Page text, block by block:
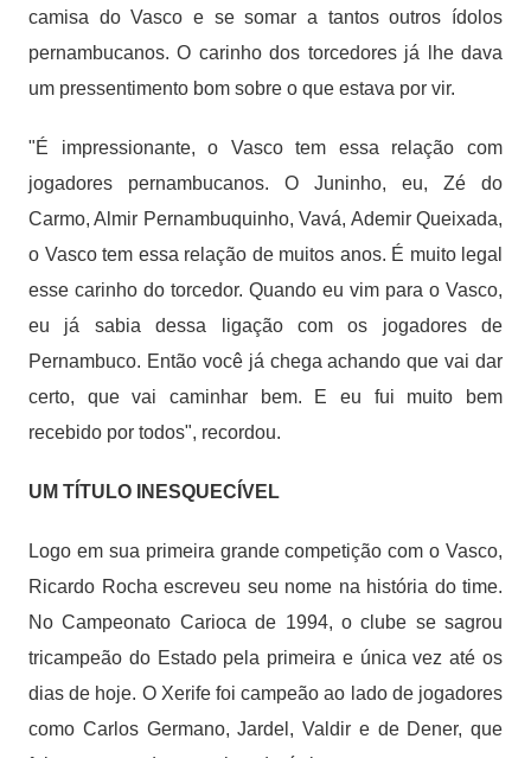
camisa do Vasco e se somar a tantos outros ídolos
pernambucanos. O carinho dos torcedores já lhe dava
um pressentimento bom sobre o que estava por vir.
"É impressionante, o Vasco tem essa relação com
jogadores pernambucanos. O Juninho, eu, Zé do
Carmo, Almir Pernambuquinho, Vavá, Ademir Queixada,
o Vasco tem essa relação de muitos anos. É muito legal
esse carinho do torcedor. Quando eu vim para o Vasco,
eu já sabia dessa ligação com os jogadores de
Pernambuco. Então você já chega achando que vai dar
certo, que vai caminhar bem. E eu fui muito bem
recebido por todos", recordou.
UM TÍTULO INESQUECÍVEL
Logo em sua primeira grande competição com o Vasco,
Ricardo Rocha escreveu seu nome na história do time.
No Campeonato Carioca de 1994, o clube se sagrou
tricampeão do Estado pela primeira e única vez até os
dias de hoje. O Xerife foi campeão ao lado de jogadores
como Carlos Germano, Jardel, Valdir e de Dener, que